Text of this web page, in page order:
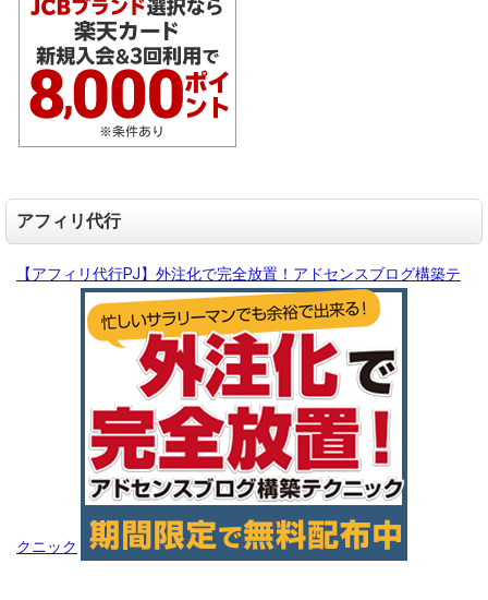
アフィリ代行
【アフィリ代行PJ】外注化で完全放置！アドセンスブログ構築テ
クニック